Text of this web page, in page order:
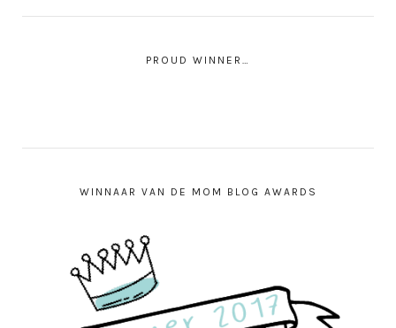
PROUD WINNER…
WINNAAR VAN DE MOM BLOG AWARDS